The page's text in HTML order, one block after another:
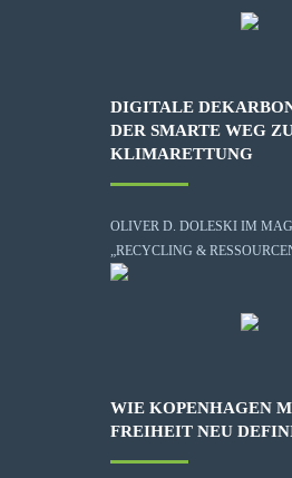
DIGITALE
DER SMARTE WEG
KLIMARETTUNG
OLIVER D. DOLESKI IM
„RECYCLING &
WIE KOPENHAGEN
FREIHEIT NEU